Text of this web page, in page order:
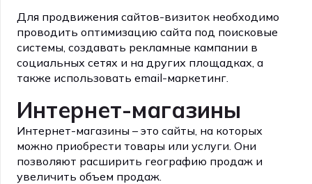
Для продвижения сайтов-визиток необходимо
проводить оптимизацию сайта под поисковые
системы, создавать рекламные кампании в
социальных сетях и на других площадках, а
также использовать email-маркетинг.
Интернет-магазины
Интернет-магазины – это сайты, на которых
можно приобрести товары или услуги. Они
позволяют расширить географию продаж и
увеличить объем продаж.